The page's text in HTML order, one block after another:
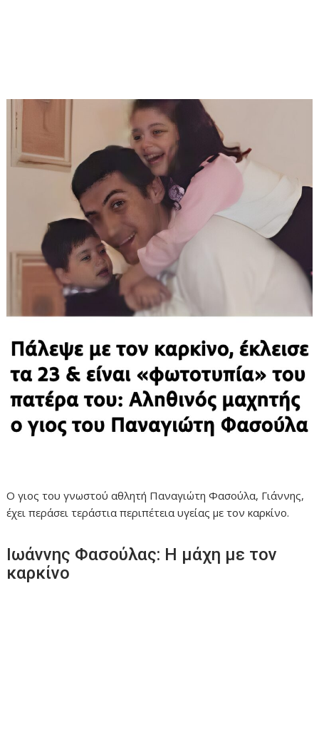
Ο γιος του γνωστού αθλητή Παναγιώτη Φασούλα, Γιάννης,
έχει περάσει τεράστια περιπέτεια υγείας με τον καρκίνο.
Ιωάννης Φασούλας: Η μάχη με τον
καρκίνο